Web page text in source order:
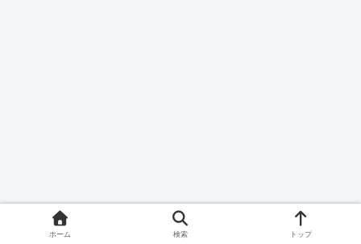
ホーム 検索 トップ